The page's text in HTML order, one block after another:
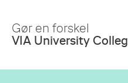
Main
Content
Gør en forskel
VIA University